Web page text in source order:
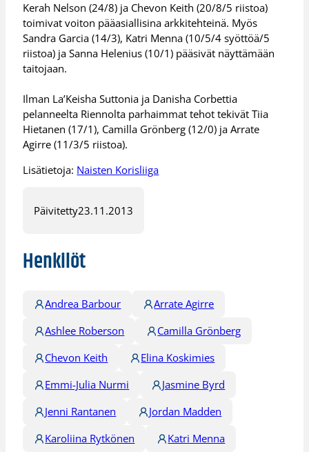
Kerah Nelson (24/8) ja Chevon Keith (20/8/5 riistoa)
toimivat voiton pääasiallisina arkkitehteinä. Myös
Sandra Garcia (14/3), Katri Menna (10/5/4 syöttöä/5
riistoa) ja Sanna Helenius (10/1) pääsivät näyttämään
taitojaan.
Ilman La’Keisha Suttonia ja Danisha Corbettia
pelanneelta Riennolta parhaimmat tehot tekivät Tiia
Hietanen (17/1), Camilla Grönberg (12/0) ja Arrate
Agirre (11/3/5 riistoa).
Lisätietoja: Naisten Korisliiga
Päivitetty23.11.2013
Henkilöt
Andrea Barbour
Arrate Agirre
Ashlee Roberson
Camilla Grönberg
Chevon Keith
Elina Koskimies
Emmi-Julia Nurmi
Jasmine Byrd
Jenni Rantanen
Jordan Madden
Karoliina Rytkönen
Katri Menna